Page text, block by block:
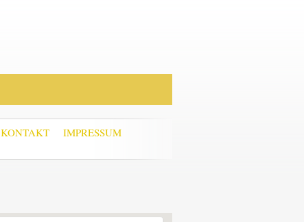
KONTAKT
IMPRESSUM